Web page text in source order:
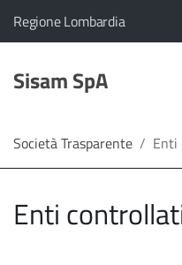
Home
Servizi
diretta
Il comune di Sisam SpA
Regione Lombardia(Apre il
Sisam SpA
Società Trasparente Enti
Enti